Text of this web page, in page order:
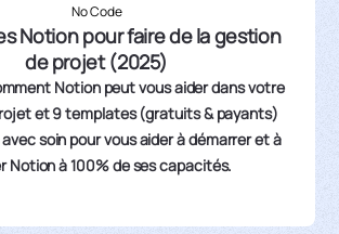
No Code
Notion pour faire de la gestion
de projet (2025)
Notion peut vous aider dans votre
et 9 templates (gratuits & payants)
soin pour vous aider à démarrer et à
Notion à 100% de ses capacités.